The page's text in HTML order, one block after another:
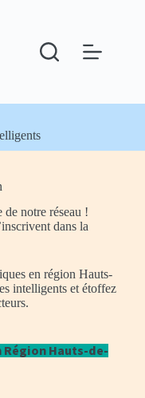
notre réseau !
dans la
en région Hauts-
intelligents et étoffez
Hauts-de-